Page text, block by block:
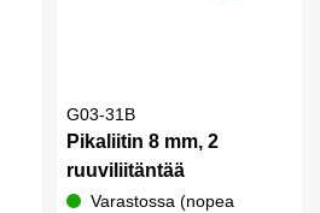
G03-31B
Pikaliitin 8 mm, 2
ruuviliitäntää
Varastossa (nopea